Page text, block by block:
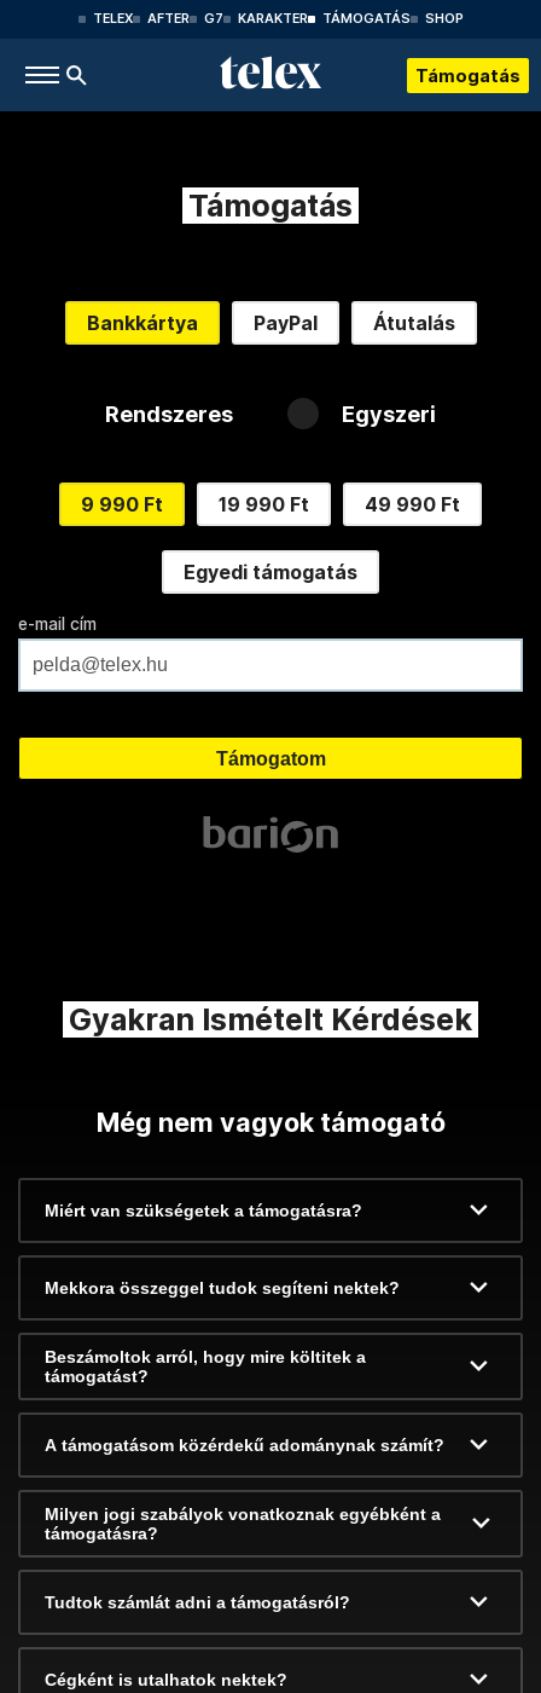
TELEX AFTER G7 KARAKTER TÁMOGATÁS SHOP
Támogatás
Támogatás
Bankkártya PayPal Átutalás
Rendszeres Egyszeri
9 990 Ft 19 990 Ft 49 990 Ft
Egyedi támogatás
e-mail cím
Gyakran Ismételt Kérdések
Még nem vagyok támogató
Miért van szükségetek a támogatásra?
Mekkora összeggel tudok segíteni nektek?
Beszámoltok arról, hogy mire költitek a
támogatást?
A támogatásom közérdekű adománynak számít?
Milyen jogi szabályok vonatkoznak egyébként a
támogatásra?
Tudtok számlát adni a támogatásról?
Cégként is utalhatok nektek?